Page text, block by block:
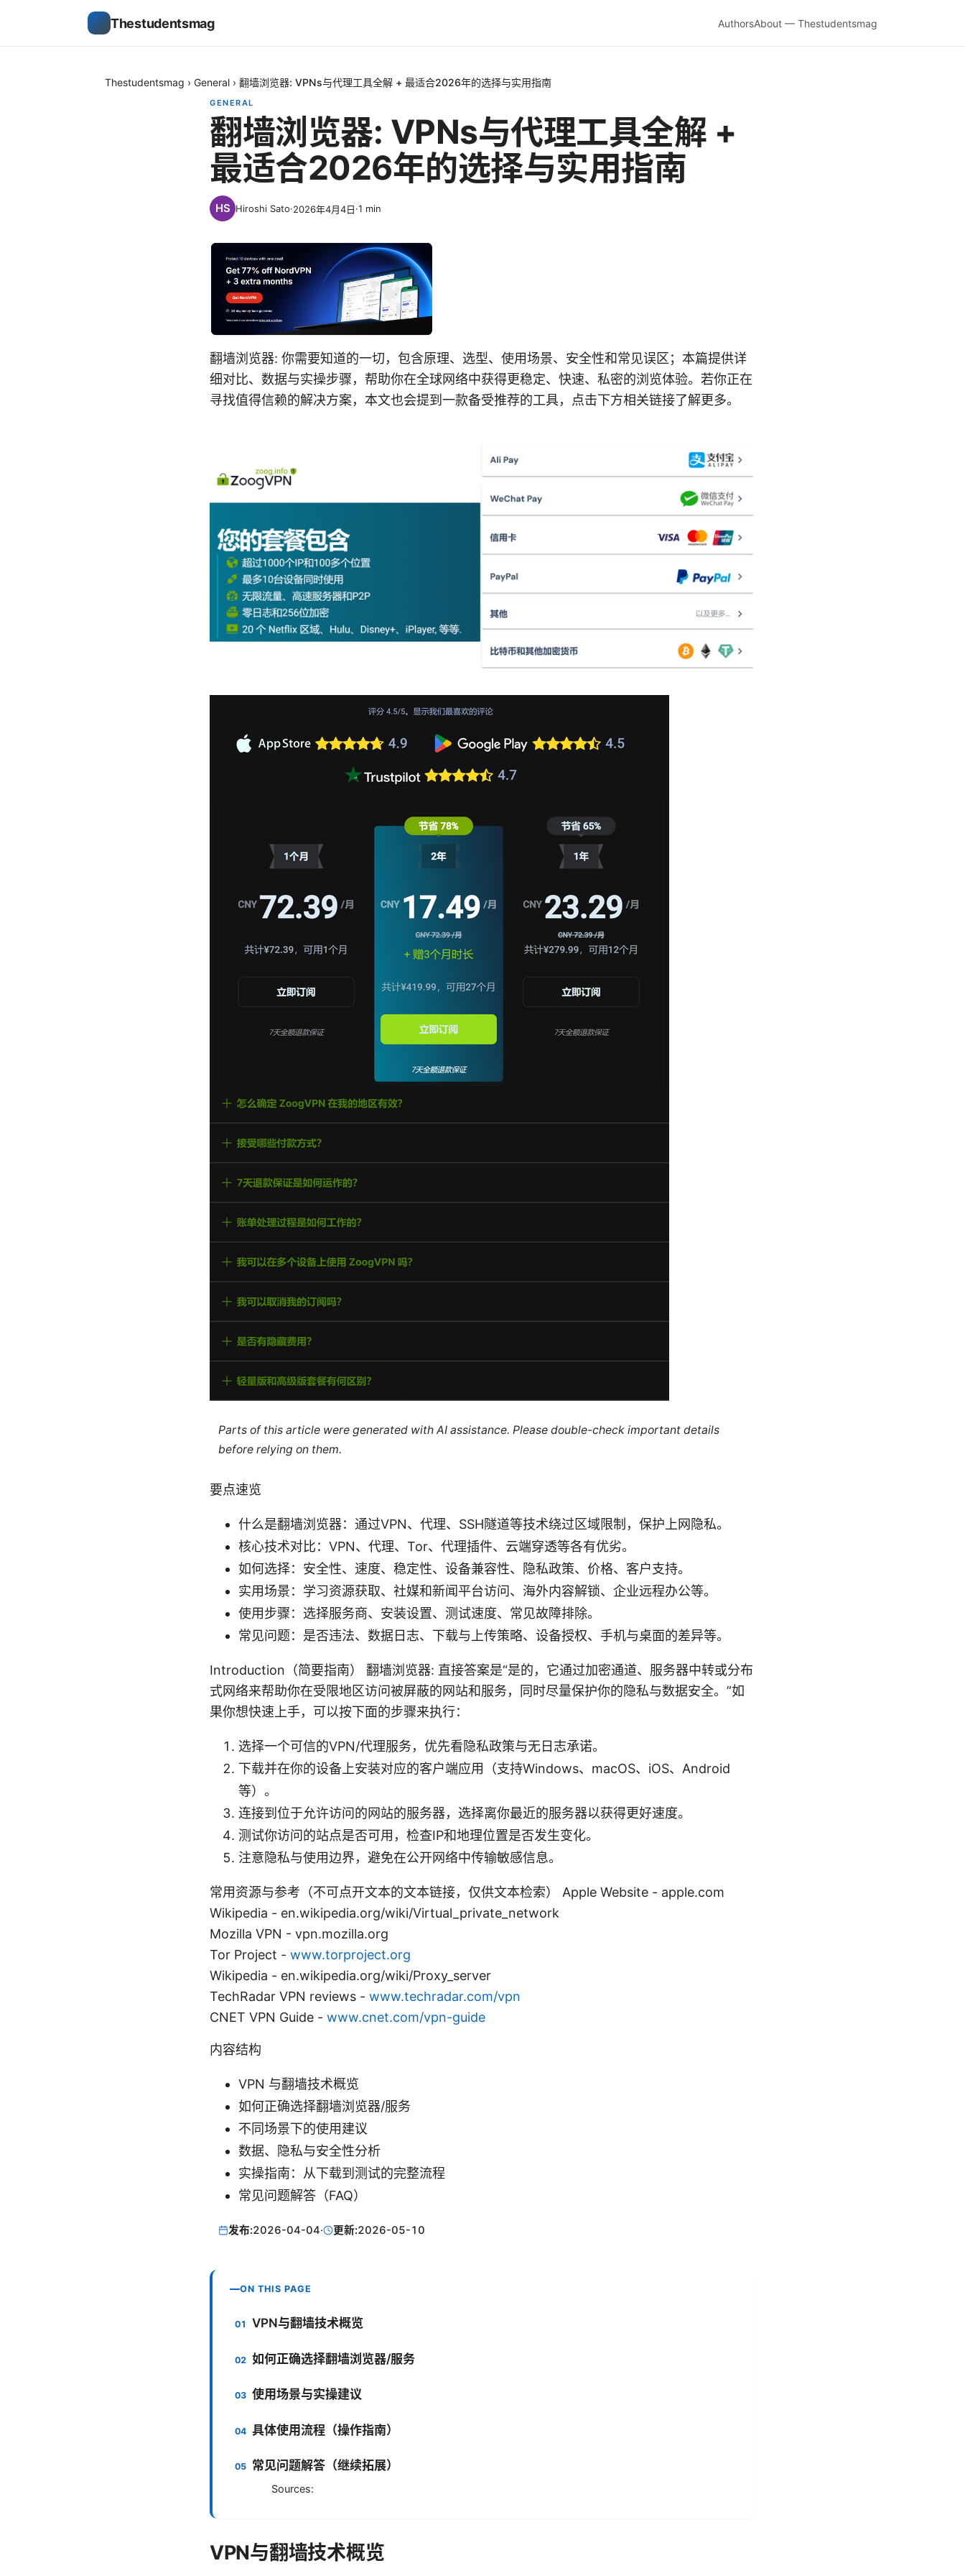
Thestudentsmag AuthorsAbout — Thestudentsmag
Thestudentsmag › General › 翻墙浏览器: VPNs与代理工具全解 + 最适合2026年的选择与实用指南
GENERAL
翻墙浏览器: VPNs与代理工具全解 +
最适合2026年的选择与实用指南
Hiroshi Sato·2026年4月4日·1 min
翻墙浏览器: 你需要知道的一切，包含原理、选型、使用场景、安全性和常见误区；本篇提供详
细对比、数据与实操步骤，帮助你在全球网络中获得更稳定、快速、私密的浏览体验。若你正在
寻找值得信赖的解决方案，本文也会提到一款备受推荐的工具，点击下方相关链接了解更多。
Parts of this article were generated with AI assistance. Please double-check important details
before relying on them.
要点速览
什么是翻墙浏览器：通过VPN、代理、SSH隧道等技术绕过区域限制，保护上网隐私。
核心技术对比：VPN、代理、Tor、代理插件、云端穿透等各有优劣。
如何选择：安全性、速度、稳定性、设备兼容性、隐私政策、价格、客户支持。
实用场景：学习资源获取、社媒和新闻平台访问、海外内容解锁、企业远程办公等。
使用步骤：选择服务商、安装设置、测试速度、常见故障排除。
常见问题：是否违法、数据日志、下载与上传策略、设备授权、手机与桌面的差异等。
Introduction（简要指南） 翻墙浏览器: 直接答案是“是的，它通过加密通道、服务器中转或分布
式网络来帮助你在受限地区访问被屏蔽的网站和服务，同时尽量保护你的隐私与数据安全。”如
果你想快速上手，可以按下面的步骤来执行：
选择一个可信的VPN/代理服务，优先看隐私政策与无日志承诺。
下载并在你的设备上安装对应的客户端应用（支持Windows、macOS、iOS、Android
等）。
连接到位于允许访问的网站的服务器，选择离你最近的服务器以获得更好速度。
测试你访问的站点是否可用，检查IP和地理位置是否发生变化。
注意隐私与使用边界，避免在公开网络中传输敏感信息。
常用资源与参考（不可点开文本的文本链接，仅供文本检索） Apple Website - apple.com
Wikipedia - en.wikipedia.org/wiki/Virtual_private_network
Mozilla VPN - vpn.mozilla.org
Tor Project - www.torproject.org
Wikipedia - en.wikipedia.org/wiki/Proxy_server
TechRadar VPN reviews - www.techradar.com/vpn
CNET VPN Guide - www.cnet.com/vpn-guide
内容结构
VPN 与翻墙技术概览
如何正确选择翻墙浏览器/服务
不同场景下的使用建议
数据、隐私与安全性分析
实操指南：从下载到测试的完整流程
常见问题解答（FAQ）
发布:2026-04-04· 更新:2026-05-10
ON THIS PAGE
VPN与翻墙技术概览
如何正确选择翻墙浏览器/服务
使用场景与实操建议
具体使用流程（操作指南）
常见问题解答（继续拓展）
Sources:
VPN与翻墙技术概览